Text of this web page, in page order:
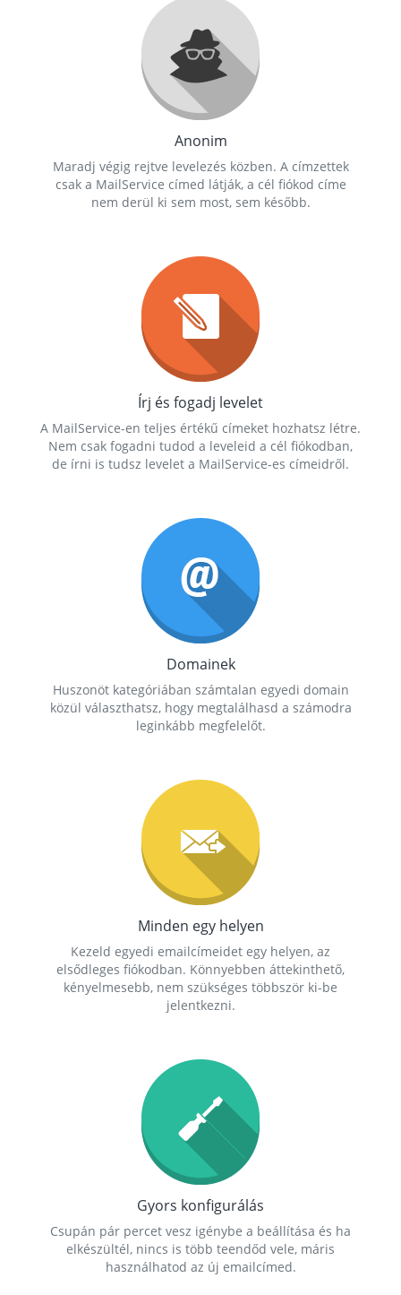
Anonim
Maradj végig rejtve levelezés közben. A címzettek
csak a MailService címed látják, a cél fiókod címe
nem derül ki sem most, sem később.
Írj és fogadj levelet
A MailService-en teljes értékű címeket hozhatsz létre.
Nem csak fogadni tudod a leveleid a cél fiókodban,
de írni is tudsz levelet a MailService-es címeidről.
Domainek
Huszonöt kategóriában számtalan egyedi domain
közül választhatsz, hogy megtalálhasd a számodra
leginkább megfelelőt.
Minden egy helyen
Kezeld egyedi emailcímeidet egy helyen, az
elsődleges fiókodban. Könnyebben áttekinthető,
kényelmesebb, nem szükséges többször ki-be
jelentkezni.
Gyors konfigurálás
Csupán pár percet vesz igénybe a beállítása és ha
elkészültél, nincs is több teendőd vele, máris
használhatod az új emailcímed.